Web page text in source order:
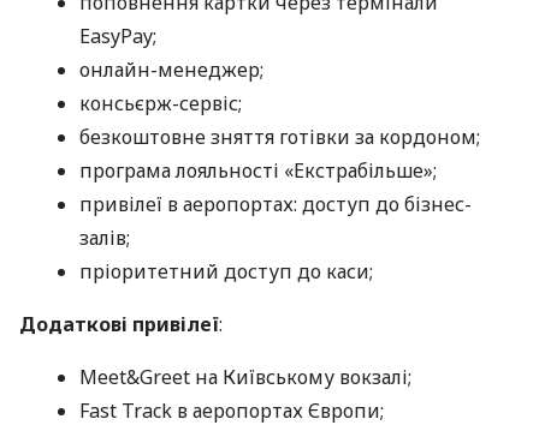
EasyPay;
онлайн-менеджер;
консьєрж-сервіс;
безкоштовне зняття готівки за кордоном;
програма лояльності «Екстрабільше»;
привілеї в аеропортах: доступ до бізнес-
залів;
пріоритетний доступ до каси;
Додаткові привілеї:
Meet&Greet на Київському вокзалі;
Fast Track в аеропортах Європи;